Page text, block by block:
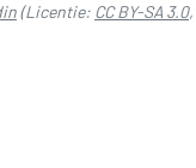
(Licentie: CC BY-SA 3.0,